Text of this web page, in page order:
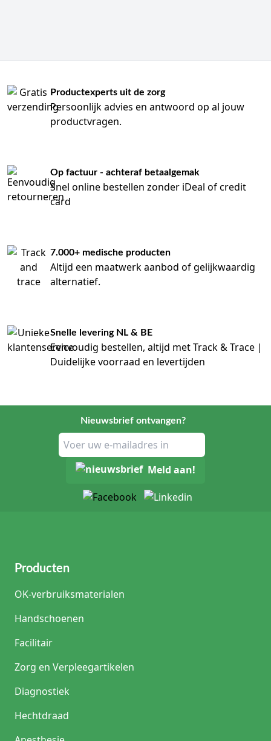
Productexperts uit de zorg
Persoonlijk advies en antwoord op al jouw
productvragen.
Op factuur - achteraf betaalgemak
Snel online bestellen zonder iDeal of credit
card
7.000+ medische producten
Altijd een maatwerk aanbod of gelijkwaardig
alternatief.
Snelle levering NL & BE
Eenvoudig bestellen, altijd met Track & Trace |
Duidelijke voorraad en levertijden
Nieuwsbrief ontvangen?
Meld aan!
Producten
OK-verbruiksmaterialen
Handschoenen
Facilitair
Zorg en Verpleegartikelen
Diagnostiek
Hechtdraad